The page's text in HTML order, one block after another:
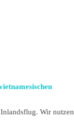
Wir nutzen